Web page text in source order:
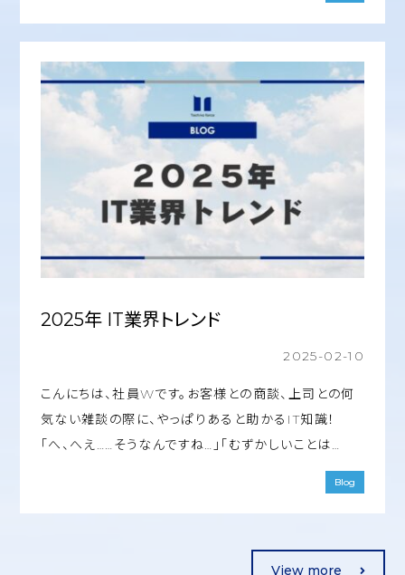
2025年 IT業界トレンド
2025-02-10
こんにちは、社員Wです。お客様との商談、上司との何
気ない雑談の際に、やっぱりあると助かるIT知識！
「へ、へえ……そうなんですね…」「むずかしいことは…
Blog
View more